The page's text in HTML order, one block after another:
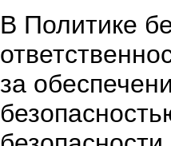
В Политике
за